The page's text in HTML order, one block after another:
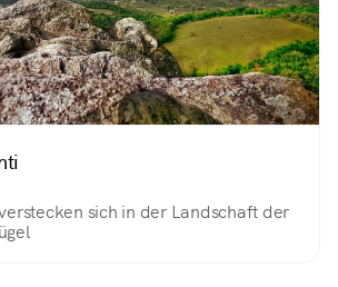
sich in der Landschaft der